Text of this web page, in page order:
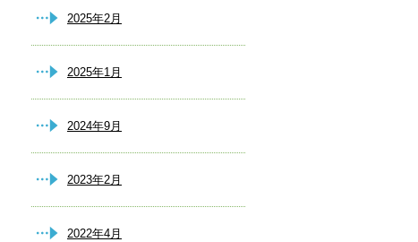
2025年2月
2025年1月
2024年9月
2023年2月
2022年4月